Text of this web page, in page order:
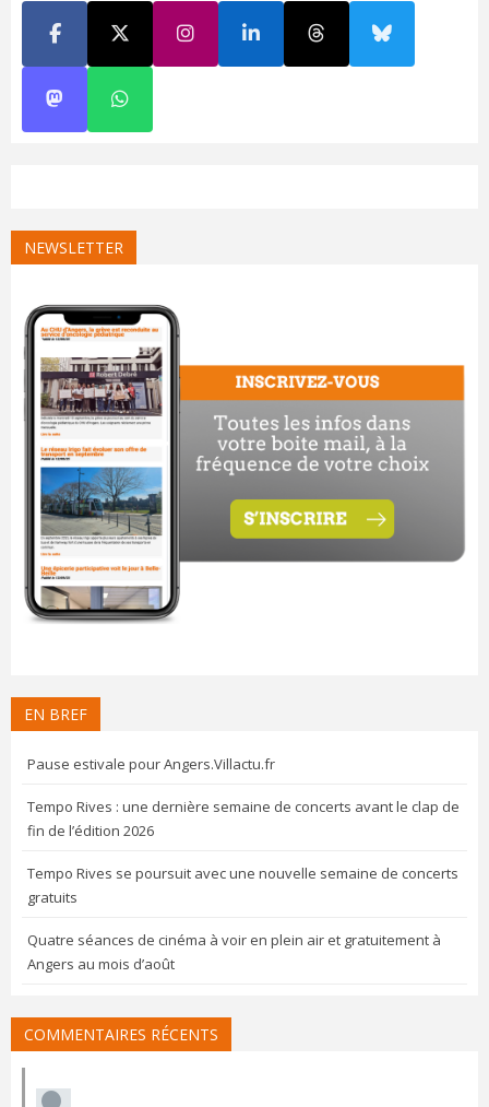
NEWSLETTER
EN BREF
Pause estivale pour Angers.Villactu.fr
Tempo Rives : une dernière semaine de concerts avant le clap de
fin de l’édition 2026
Tempo Rives se poursuit avec une nouvelle semaine de concerts
gratuits
Quatre séances de cinéma à voir en plein air et gratuitement à
Angers au mois d’août
COMMENTAIRES RÉCENTS